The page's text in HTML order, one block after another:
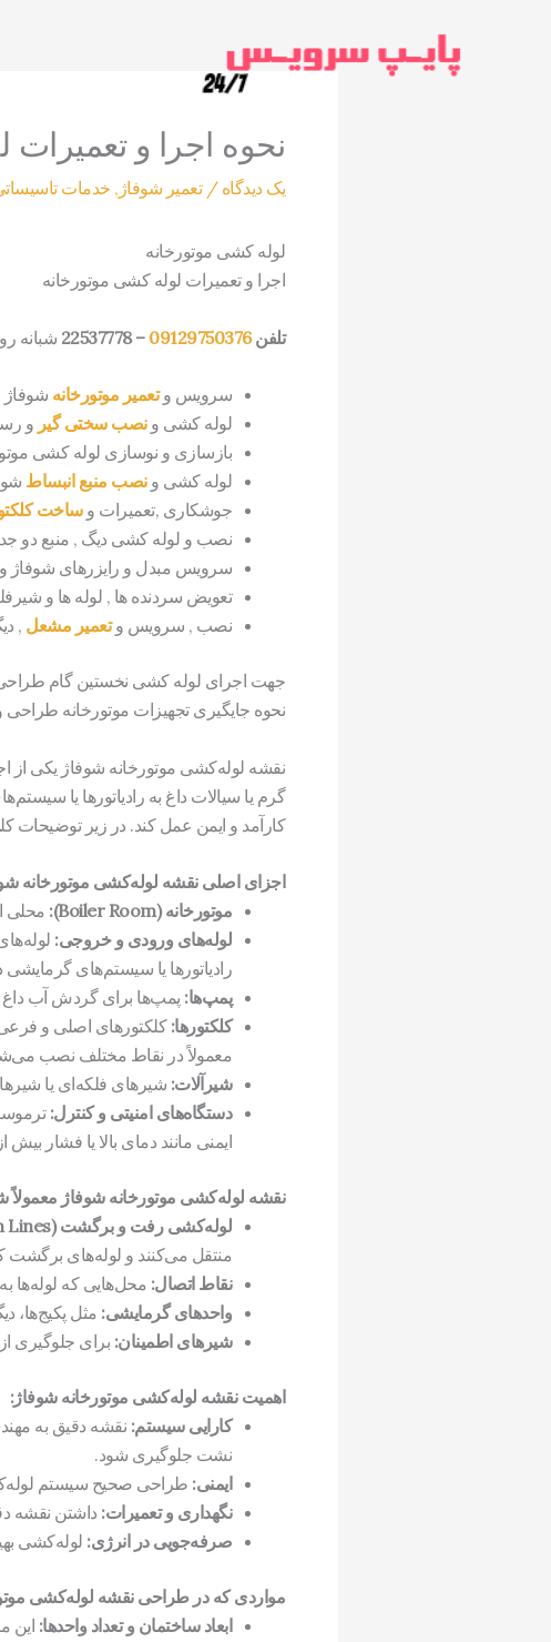
نحوه اجرا و
یک دیدگاه /تعمیر شوفاژ , خدمات
لوله کشی موتورخانه
اجرا و تعمیرات لوله کشی موتورخانه
تلفن09129750376
– 22537778 شبانه
سرویس وتعمیر موتورخانه شوفاژ
لوله کشی ونصب سختی گیر و
بازسازی و نوسازی لوله کشی
لوله کشی ونصب منبع انبساط
جوشکاری ,تعمیرات وساخت
نصب و لوله کشی دیگ , منبع دو
سرویس مبدل و رایزرهای شوفاژ
تعویض سردنده ها , لوله ها و
نصب , سرویس وتعمیر مشعل ,
جهت اجرای لوله کشی نخستین گام طراحی
نحوه جایگیری تجهیزات موتورخانه
نقشه لوله‌کشی موتورخانه شوفاژ یکی
گرم یا سیالات داغ به رادیاتورها یا
کارآمد و ایمن عمل کند. در زیر
اجزای اصلی نقشه لوله‌کشی موتورخانه
موتورخانه (Boiler Room):
محلی
لوله‌های ورودی و خروجی:
رادیاتورها یا سیستم‌های
پمپ‌ها: پمپ‌ها برای گردش آب داغ
کلکتورها: کلکتورهای اصلی و
معمولاً در نقاط مختلف نصب
شیرآلات: شیرهای فلکه‌ای یا
دستگاه‌های امنیتی و کنترل:
ایمنی مانند دمای بالا یا فشار بیش
نقشه لوله‌کشی موتورخانه شوفاژ
لوله‌کشی رفت و برگشت (Supply and Return Lines):
منتقل می‌کنند و لوله‌های برگشت که
نقاط اتصال: محل‌هایی که لوله‌ها
واحدهای گرمایشی: مثل پکیج‌ها،
شیرهای اطمینان: برای جلوگیری
اهمیت نقشه لوله‌کشی موتورخانه شوفاژ:
کارایی سیستم: نقشه دقیق به
نشت جلوگیری شود.
ایمنی: طراحی صحیح سیستم
نگهداری و تعمیرات: داشتن نقشه
صرفه‌جویی در انرژی: لوله‌کشی
مواردی که در طراحی نقشه لوله‌کشی
ابعاد ساختمان و تعداد واحدها: این